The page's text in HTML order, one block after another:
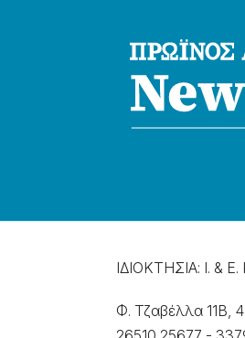
ΙΔΙΟΚΤΗΣΙΑ: Ι. &
Φ. Τζαβέλλα 11Β,